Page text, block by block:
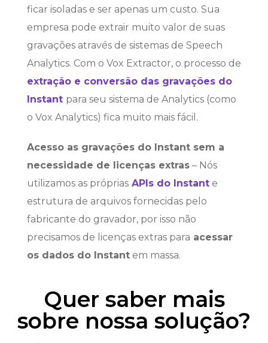
ficar isoladas e ser apenas um custo. Sua
empresa pode extrair muito valor de suas
gravações através de sistemas de Speech
Analytics. Com o Vox Extractor, o processo de
extração e conversão das gravações do
Instant para seu sistema de Analytics (como
o Vox Analytics) fica muito mais fácil.
Acesso as gravações do Instant sem a
necessidade de licenças extras – Nós
utilizamos as próprias APIs do Instant e
estrutura de arquivos fornecidas pelo
fabricante do gravador, por isso não
precisamos de licenças extras para acessar
os dados do Instant em massa.
Quer saber mais
sobre nossa solução?